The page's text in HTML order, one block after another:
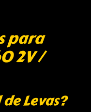
para
2V /
Levas?